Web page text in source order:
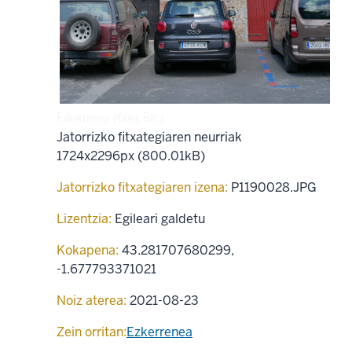
Jatorrizko fitxategiaren neurriak
1724x2296px (800.01kB)
Jatorrizko fitxategiaren izena: P1190028.JPG
Lizentzia: Egileari galdetu
Kokapena: 43.281707680299,
-1.677793371021
Noiz aterea: 2021-08-23
Zein orritan:Ezkerrenea